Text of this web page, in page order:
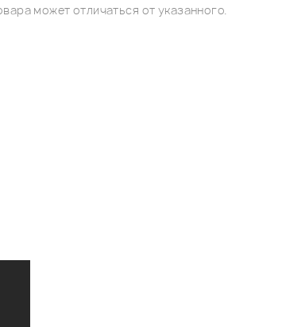
может отличаться от указанного.